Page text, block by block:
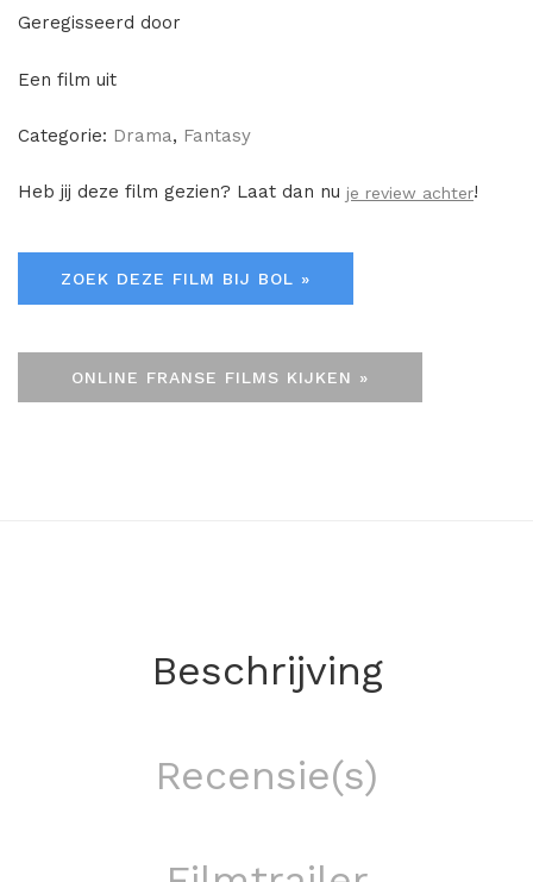
Geregisseerd door
Een film uit
Categorie: Drama, Fantasy
Heb jij deze film gezien? Laat dan nu je review achter!
ZOEK DEZE FILM BIJ BOL »
ONLINE FRANSE FILMS KIJKEN »
Beschrijving
Recensie(s)